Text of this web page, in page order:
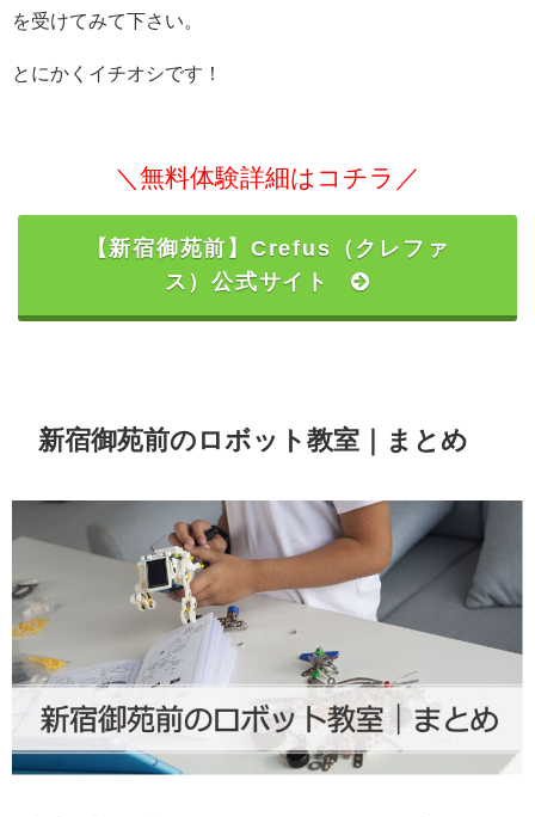
を受けてみて下さい。
とにかくイチオシです！
＼無料体験詳細はコチラ／
【新宿御苑前】Crefus（クレファ
ス）公式サイト
新宿御苑前のロボット教室｜まとめ